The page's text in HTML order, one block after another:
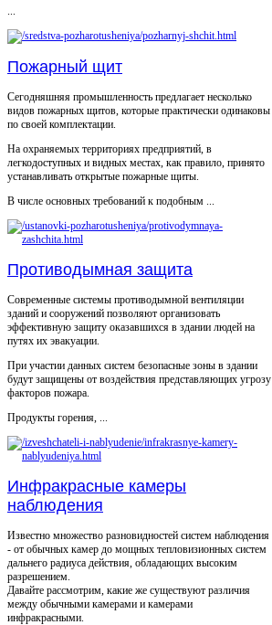
...
Пожарный щит
Сегодняшняя промышленность предлагает несколько
видов пожарных щитов, которые практически одинаковы
по своей комплектации.
На охраняемых территориях предприятий, в
легкодоступных и видных местах, как правило, принято
устанавливать открытые пожарные щиты.
В числе основных требований к подобным ...
Противодымная защита
Современные системы противодымной вентиляции
зданий и сооружений позволяют организовать
эффективную защиту оказавшихся в здании людей на
путях их эвакуации.
При участии данных систем безопасные зоны в здании
будут защищены от воздействия представляющих угрозу
факторов пожара.
Продукты горения, ...
Инфракрасные камеры
наблюдения
Известно множество разновидностей систем наблюдения
- от обычных камер до мощных тепловизионных систем
дальнего радиуса действия, обладающих высоким
разрешением.
Давайте рассмотрим, какие же существуют различия
между обычными камерами и камерами
инфракрасными.